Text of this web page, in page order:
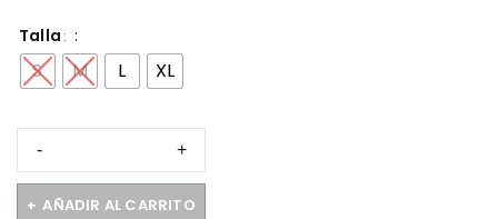
Talla
S M L XL
AÑADIR AL CARRITO